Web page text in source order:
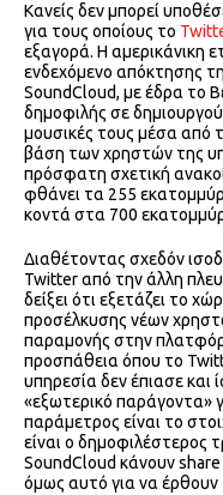
Κανείς δεν μπορεί
για τους οποίους το
εξαγορά. Η αμερικάνικη
ενδεχόμενο απόκτησης
SoundCloud, με έδρα το
δημοφιλής σε
μουσικές τους μέσα από
βάση των χρηστών της
πρόσφατη σχετική
φθάνει τα 255
κοντά στα 700
Διαθέτοντας σχεδόν
Twitter από την άλλη
δείξει ότι εξετάζει το
προσέλκυσης νέων
παραμονής στην
προσπάθεια όπου το
υπηρεσία δεν έπιασε και
«εξωτερικό παράγοντα»
παράμετρος είναι το
είναι ο δημοφιλέστερος
SoundCloud κάνουν
όμως αυτό για να έρθουν